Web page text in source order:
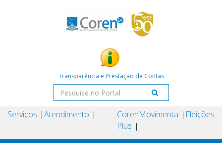
Transparência e Prestação de Contas
Serviços Atendimento
Coren
Plus
Movimenta Eleições